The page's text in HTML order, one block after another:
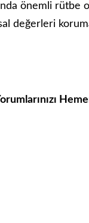
önemli rütbe
değerleri